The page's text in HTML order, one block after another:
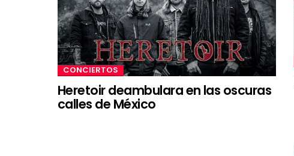
CONCIERTOS
Heretoir deambulara en las oscuras
calles de México